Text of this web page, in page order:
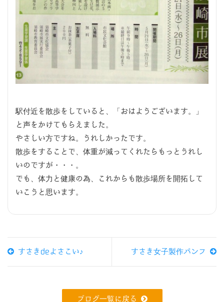
駅付近を散歩をしていると、「おはようございます。」
と声をかけてもらえました。
やさしい方ですね。うれしかったです。
散歩をすることで、体重が減ってくれたらもっとうれし
いのですが・・・。
でも、体力と健康の為、これからも散歩場所を開拓して
いこうと思います。
すさきdeよさこい♪ すさき女子製作パンフ
ブログ一覧に戻る